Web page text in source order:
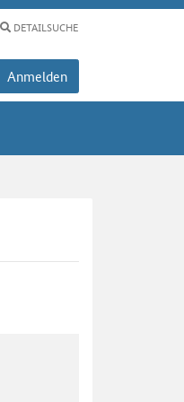
DETAILSUCHE
Anmelden